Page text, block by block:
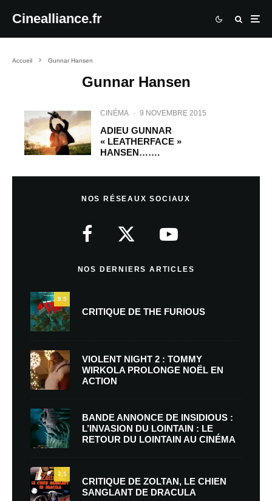
Cinealliance.fr
Accueil Gunnar Hansen
Gunnar Hansen
CINÉMA · 9 NOVEMBRE 2015
ADIEU GUNNAR
« LEATHERFACE »
HANSEN…….
NOS RÉSEAUX SOCIAUX
NOS DERNIERS ARTICLES
9.5
CRITIQUE DE THE FURIOUS
VIOLENT NIGHT 2 : TOMMY
WIRKOLA PROLONGE NOËL EN
ACTION
BANDE ANNONCE DE INSIDIOUS :
L’INVASION DU LOINTAIN : LE
RETOUR DU LOINTAIN AU CINÉMA
7.5
CRITIQUE DE ZOLTAN, LE CHIEN
SANGLANT DE DRACULA